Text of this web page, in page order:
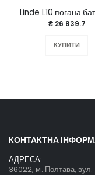
Linde L10 погана
₴ 26 839.7
КУПИТИ
КОНТАКТНА
АДРЕСА:
36022, м. Полтава, вул.